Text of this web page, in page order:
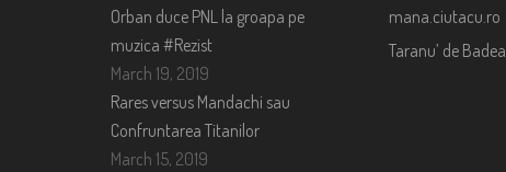
Orban duce PNL la groapa pe
muzica #Rezist
March 19, 2019
Rares versus Mandachi sau
Confruntarea Titanilor
March 15, 2019
mana.ciutacu.ro
Taranu’ de Badea